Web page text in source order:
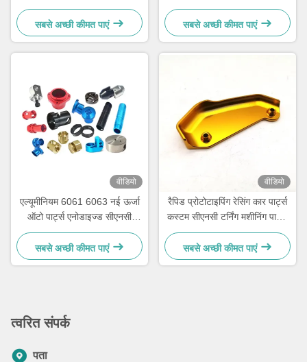
पॉलिशिंग
सबसे अच्छी कीमत पाएं
धातु मशीनिंग पार्ट्स
सबसे अच्छी कीमत पाएं
वीडियो
एल्यूमीनियम 6061 6063 नई ऊर्जा
ऑटो पार्ट्स एनोडाइज्ड सीएनसी
मशीनिंग ऑटो पार्ट्स
सबसे अच्छी कीमत पाएं
वीडियो
रैपिड प्रोटोटाइपिंग रेसिंग कार पार्ट्स
कस्टम सीएनसी टर्निंग मशीनिंग पार्ट्स
आईएसओ 9001
सबसे अच्छी कीमत पाएं
त्वरित संपर्क
पता